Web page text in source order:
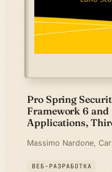
Pro Spring
Framework 6 and
Applications,
Massimo Nardone,
ВЕБ-РАЗРАБОТКА